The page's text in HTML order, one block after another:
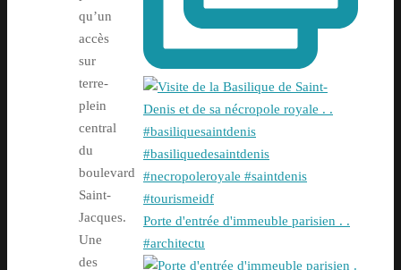
qu’un
accès
sur
terre-
plein
central
du
boulevard
Saint-
Jacques.
Une
des
Porte d'entrée d'immeuble parisien . .
#architectu